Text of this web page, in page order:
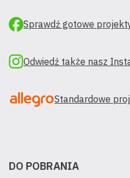
Sprawdź gotowe
Odwiedź także nasz
Standardowe
DO POBRANIA